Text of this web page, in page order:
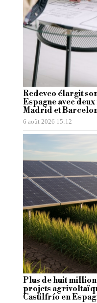
Redevco élargit
Espagne avec
Madrid et
6 août 2026 15:12
Plus de huit
projets
Castilfrío en